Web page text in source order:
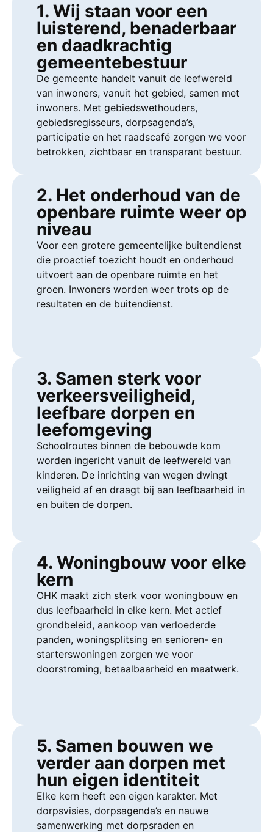
1. Wij staan voor een
luisterend, benaderbaar
en daadkrachtig
gemeentebestuur
De gemeente handelt vanuit de leefwereld
van inwoners, vanuit het gebied, samen met
inwoners. Met gebiedswethouders,
gebiedsregisseurs, dorpsagenda’s,
participatie en het raadscafé zorgen we voor
betrokken, zichtbaar en transparant bestuur.
2. Het onderhoud van de
openbare ruimte weer op
niveau
Voor een grotere gemeentelijke buitendienst
die proactief toezicht houdt en onderhoud
uitvoert aan de openbare ruimte en het
groen. Inwoners worden weer trots op de
resultaten en de buitendienst.
3. Samen sterk voor
verkeersveiligheid,
leefbare dorpen en
leefomgeving
Schoolroutes binnen de bebouwde kom
worden ingericht vanuit de leefwereld van
kinderen. De inrichting van wegen dwingt
veiligheid af en draagt bij aan leefbaarheid in
en buiten de dorpen.
4. Woningbouw voor elke
kern
OHK maakt zich sterk voor woningbouw en
dus leefbaarheid in elke kern. Met actief
grondbeleid, aankoop van verloederde
panden, woningsplitsing en senioren- en
starterswoningen zorgen we voor
doorstroming, betaalbaarheid en maatwerk.
5. Samen bouwen we
verder aan dorpen met
hun eigen identiteit
Elke kern heeft een eigen karakter. Met
dorpsvisies, dorpsagenda’s en nauwe
samenwerking met dorpsraden en